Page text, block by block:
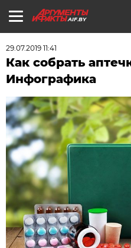
AIF.BY
29.07.2019 11:41
Как собрать
Инфографика